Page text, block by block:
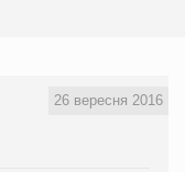
26 вересня 2016